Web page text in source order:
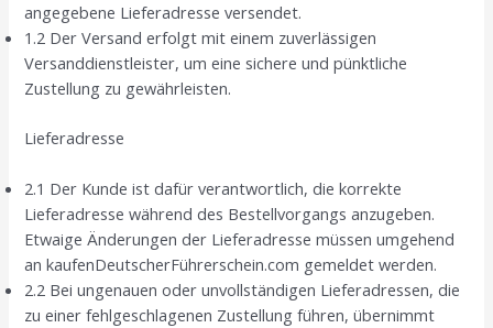
angegebene Lieferadresse versendet.
1.2 Der Versand erfolgt mit einem zuverlässigen
Versanddienstleister, um eine sichere und pünktliche
Zustellung zu gewährleisten.
Lieferadresse
2.1 Der Kunde ist dafür verantwortlich, die korrekte
Lieferadresse während des Bestellvorgangs anzugeben.
Etwaige Änderungen der Lieferadresse müssen umgehend
an kaufenDeutscherFührerschein.com gemeldet werden.
2.2 Bei ungenauen oder unvollständigen Lieferadressen, die
zu einer fehlgeschlagenen Zustellung führen, übernimmt